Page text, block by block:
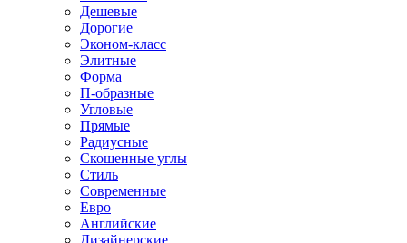
Дешевые
Дорогие
Эконом-класс
Элитные
Форма
П-образные
Угловые
Прямые
Радиусные
Скошенные углы
Стиль
Современные
Евро
Английские
Дизайнерские